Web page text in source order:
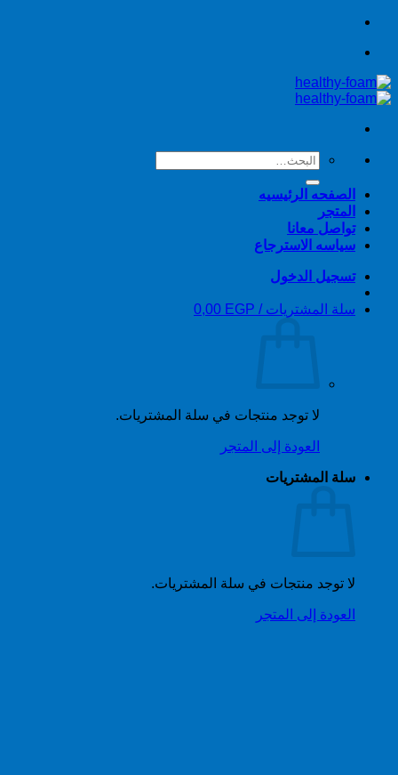
تخطي
البحث
الصفحه الرئيسيه
المتجر
تواصل معانا
سياسه الاسترجاع
تسجيل الدخول
سلة المشتريات / 0,00 EGP
لا توجد منتجات في سلة المشتريات.
العودة إلى المتجر
سلة المشتريات
لا توجد منتجات في سلة المشتريات.
العودة إلى المتجر